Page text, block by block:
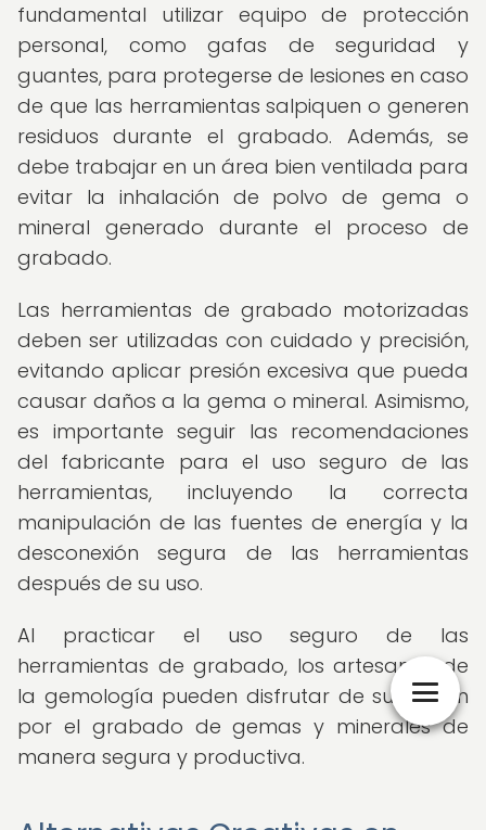
fundamental utilizar equipo de protección
personal, como gafas de seguridad y
guantes, para protegerse de lesiones en caso
de que las herramientas salpiquen o generen
residuos durante el grabado. Además, se
debe trabajar en un área bien ventilada para
evitar la inhalación de polvo de gema o
mineral generado durante el proceso de
grabado.
Las herramientas de grabado motorizadas
deben ser utilizadas con cuidado y precisión,
evitando aplicar presión excesiva que pueda
causar daños a la gema o mineral. Asimismo,
es importante seguir las recomendaciones
del fabricante para el uso seguro de las
herramientas, incluyendo la correcta
manipulación de las fuentes de energía y la
desconexión segura de las herramientas
después de su uso.
Al practicar el uso seguro de las
herramientas de grabado, los artesanos de
la gemología pueden disfrutar de su pasión
por el grabado de gemas y minerales de
manera segura y productiva.